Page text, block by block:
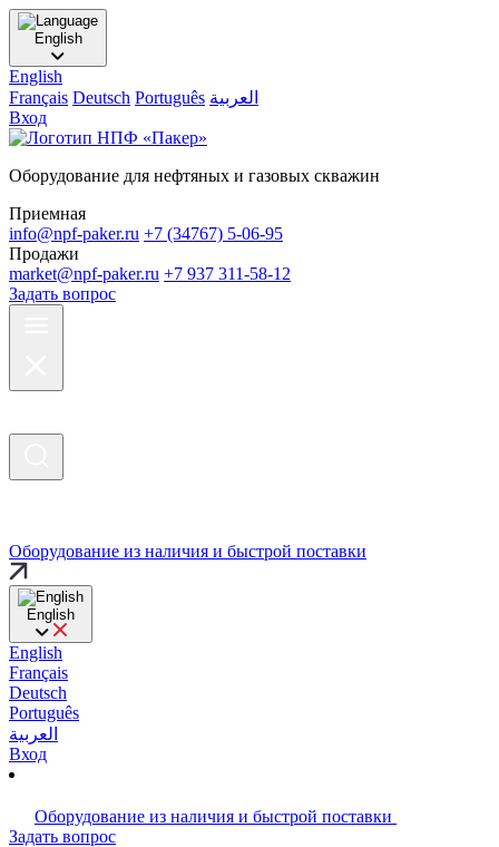
English
English
Français Deutsch Português العربية
Вход
Оборудование для нефтяных и газовых скважин
Приемная
info@npf-paker.ru +7 (34767) 5-06-95
Продажи
market@npf-paker.ru +7 937 311-58-12
Задать вопрос
Оборудование из наличия и быстрой поставки
English
English
Français
Deutsch
Português
العربية
Вход
Оборудование из наличия и быстрой поставки
Задать вопрос